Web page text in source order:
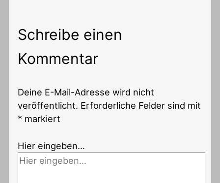
Schreibe einen
Kommentar
Deine E-Mail-Adresse wird nicht
veröffentlicht. Erforderliche Felder sind mit
* markiert
Hier eingeben…